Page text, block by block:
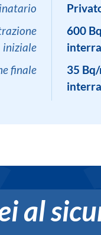
iniziale
600
finale
35
al